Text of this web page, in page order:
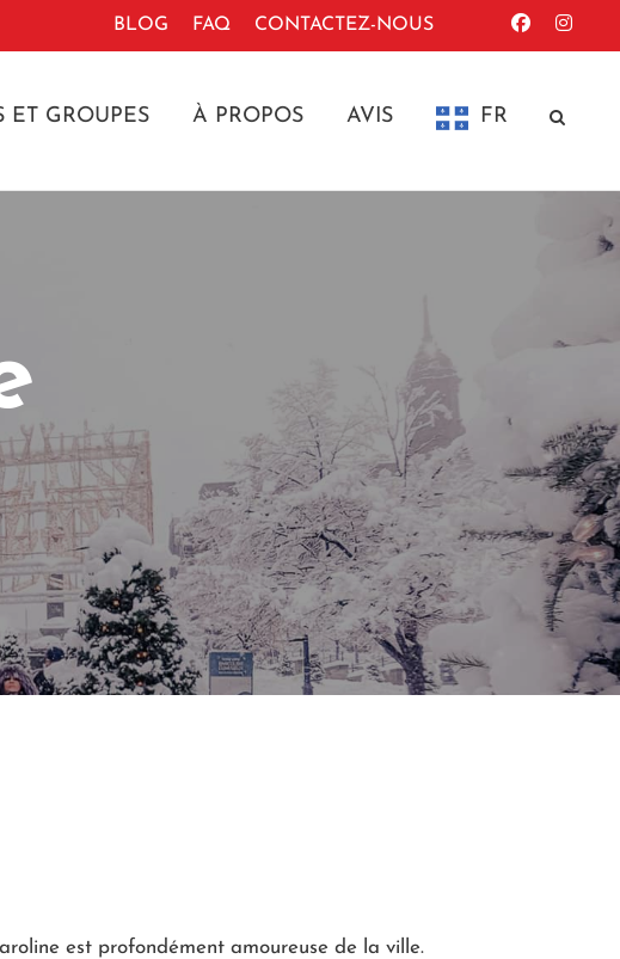
BLOG FAQ CONTACTEZ-NOUS
ET GROUPES À PROPOS AVIS FR
est profondément amoureuse de la ville.